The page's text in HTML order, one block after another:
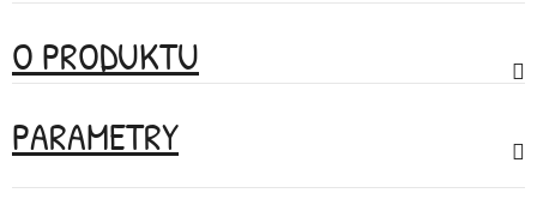
O PRODUKTU
PARAMETRY